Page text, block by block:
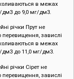
в межах
дм3 до 9,0 мг/дм3.
річки Прут не
перевищення, завислі
в межах
дм3 до 11,0 мг/дм3.
річки Сірет не
перевищення, завислі